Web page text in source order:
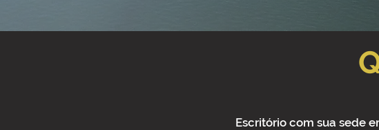
Escritório com sua sede